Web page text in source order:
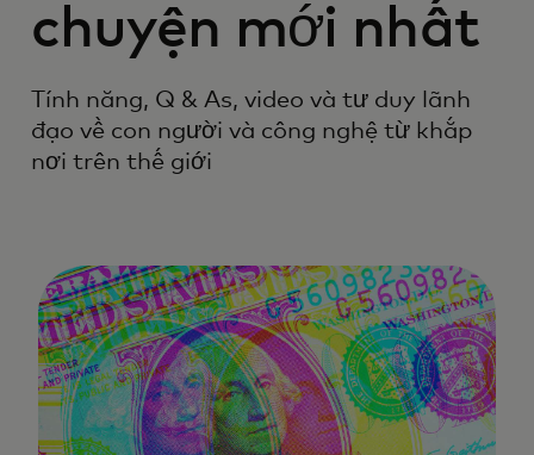
chuyện mới nhất
Tính năng, Q & As, video và tư duy lãnh
đạo về con người và công nghệ từ khắp
nơi trên thế giới